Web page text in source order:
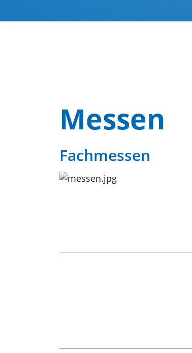
Messen
Fachmessen